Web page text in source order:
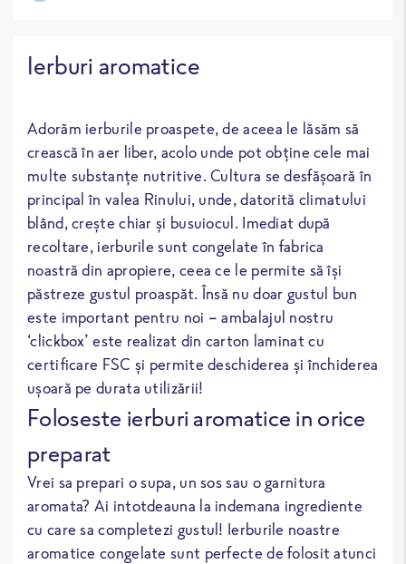
Ierburi aromatice
Adorăm ierburile proaspete, de aceea le lăsăm să
crească în aer liber, acolo unde pot obține cele mai
multe substanțe nutritive. Cultura se desfășoară în
principal în valea Rinului, unde, datorită climatului
blând, crește chiar și busuiocul. Imediat după
recoltare, ierburile sunt congelate în fabrica
noastră din apropiere, ceea ce le permite să își
păstreze gustul proaspăt. Însă nu doar gustul bun
este important pentru noi – ambalajul nostru
‘clickbox’ este realizat din carton laminat cu
certificare FSC și permite deschiderea și închiderea
ușoară pe durata utilizării!
Foloseste ierburi aromatice in orice
preparat
Vrei sa prepari o supa, un sos sau o garnitura
aromata? Ai intotdeauna la indemana ingrediente
cu care sa completezi gustul! Ierburile noastre
aromatice congelate sunt perfecte de folosit atunci